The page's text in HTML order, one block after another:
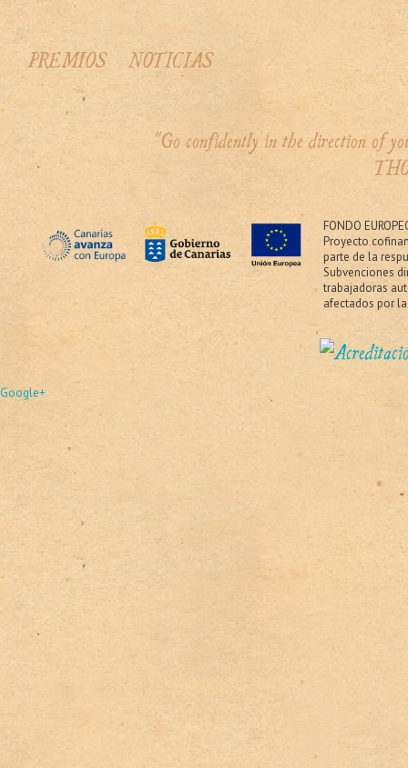
PREMIOS NOTICIAS
"Go confidently in the direction of
FONDO
Proyecto
parte de la
Subvenciones
trabajadoras
afectados por
Google+